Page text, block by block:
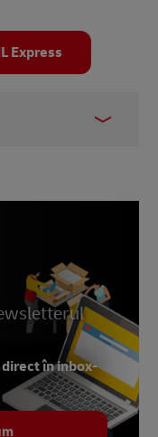
Express
în inbox-